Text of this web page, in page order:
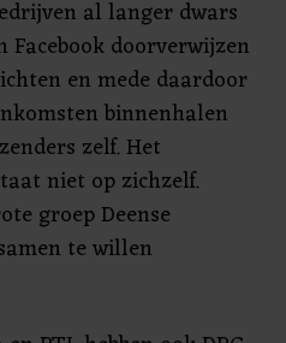
al langer dwars
Facebook doorverwijzen
en mede daardoor
binnenhalen
zelf. Het
niet op zichzelf.
groep Deense
te willen